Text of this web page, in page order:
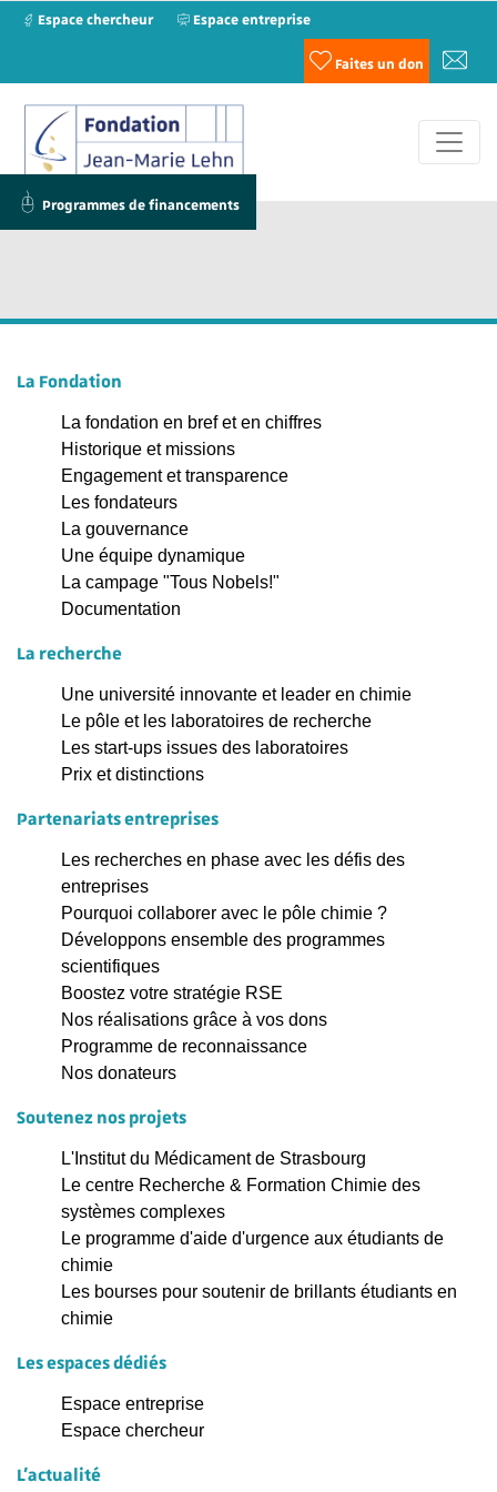
Espace chercheur Espace entreprise
Faites un don
Programmes de financements
La Fondation
La fondation en bref et en chiffres
Historique et missions
Engagement et transparence
Les fondateurs
La gouvernance
Une équipe dynamique
La campage "Tous Nobels!"
Documentation
La recherche
Une université innovante et leader en chimie
Le pôle et les laboratoires de recherche
Les start-ups issues des laboratoires
Prix et distinctions
Partenariats entreprises
Les recherches en phase avec les défis des
entreprises
Pourquoi collaborer avec le pôle chimie ?
Développons ensemble des programmes
scientifiques
Boostez votre stratégie RSE
Nos réalisations grâce à vos dons
Programme de reconnaissance
Nos donateurs
Soutenez nos projets
L'Institut du Médicament de Strasbourg
Le centre Recherche & Formation Chimie des
systèmes complexes
Le programme d'aide d'urgence aux étudiants de
chimie
Les bourses pour soutenir de brillants étudiants en
chimie
Les espaces dédiés
Espace entreprise
Espace chercheur
L'actualité